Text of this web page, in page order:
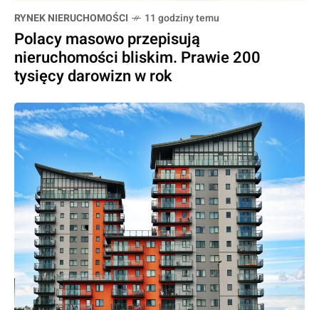
RYNEK NIERUCHOMOŚCI 11 godziny temu
Polacy masowo przepisują
nieruchomości bliskim. Prawie 200
tysięcy darowizn w rok